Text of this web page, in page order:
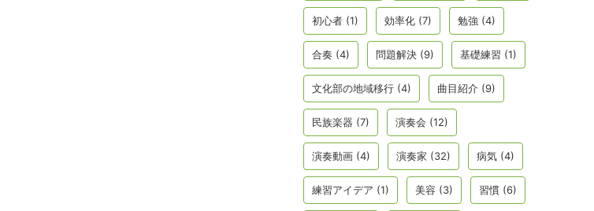
初心者 (1) 効率化 (7) 勉強 (4)
合奏 (4) 問題解決 (9) 基礎練習 (1)
文化部の地域移行 (4) 曲目紹介 (9)
民族楽器 (7) 演奏会 (12)
演奏動画 (4) 演奏家 (32) 病気 (4)
練習アイデア (1) 美容 (3) 習慣 (6)